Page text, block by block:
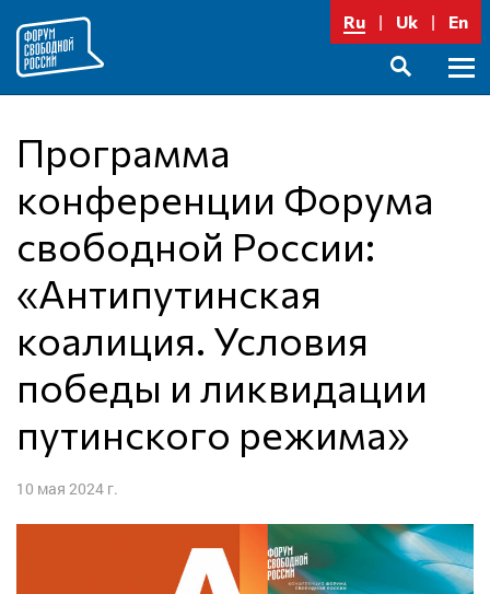
содержимому
Ru Uk En
Программа
конференции Форума
свободной России:
«Антипутинская
коалиция. Условия
победы и ликвидации
путинского режима»
10 мая 2024 г.